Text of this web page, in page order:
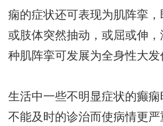
痫的症状还可表现为肌阵挛
或肢体突然抽动，或屈或伸
种肌阵挛可发展为全身性大发
生活中一些不明显症状的癫痫
不能及时的诊治而使病情更